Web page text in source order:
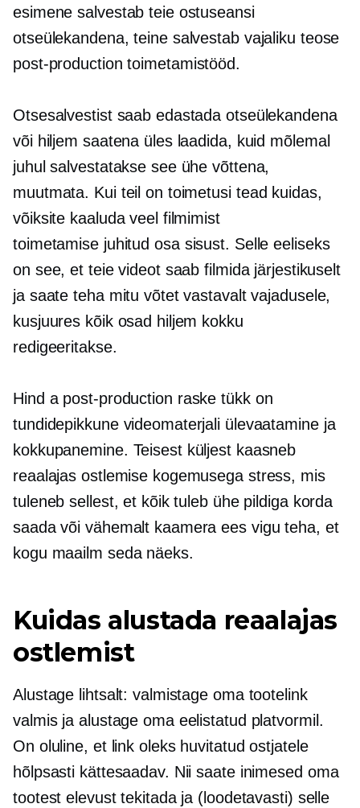
esimene salvestab teie ostuseansi
otseülekandena, teine ​​salvestab vajaliku teose
post-production toimetamistööd.
Otsesalvestist saab edastada otseülekandena
või hiljem saatena üles laadida, kuid mõlemal
juhul salvestatakse see ühe võttena,
muutmata. Kui teil on toimetusi tead kuidas,
võiksite kaaluda veel filmimist
toimetamise juhitud osa sisust. Selle eeliseks
on see, et teie videot saab filmida järjestikuselt
ja saate teha mitu võtet vastavalt vajadusele,
kusjuures kõik osad hiljem kokku
redigeeritakse.
Hind a post-production raske tükk on
tundidepikkune videomaterjali ülevaatamine ja
kokkupanemine. Teisest küljest kaasneb
reaalajas ostlemise kogemusega stress, mis
tuleneb sellest, et kõik tuleb ühe pildiga korda
saada või vähemalt kaamera ees vigu teha, et
kogu maailm seda näeks.
Kuidas alustada reaalajas
ostlemist
Alustage lihtsalt: valmistage oma tootelink
valmis ja alustage oma eelistatud platvormil.
On oluline, et link oleks huvitatud ostjatele
hõlpsasti kättesaadav. Nii saate inimesed oma
tootest elevust tekitada ja (loodetavasti) selle